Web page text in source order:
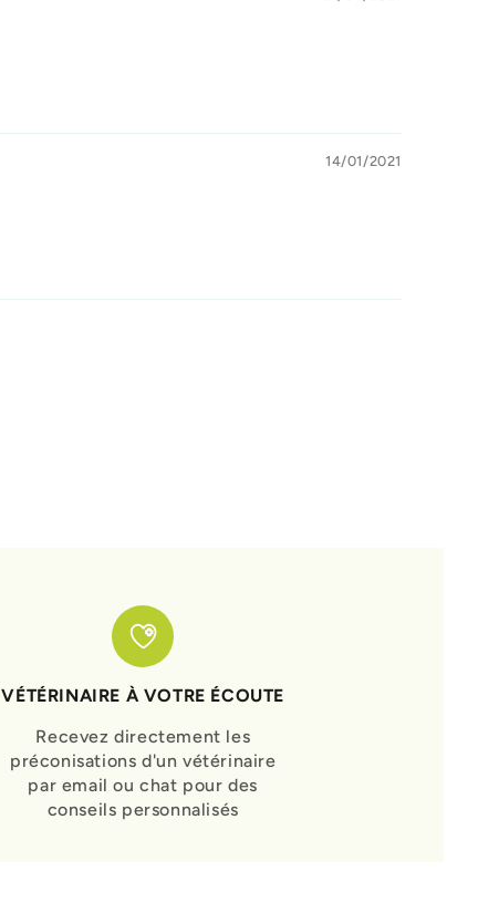
14/01/2021
VÉTÉRINAIRE À VOTRE ÉCOUTE
Recevez directement les
préconisations d'un vétérinaire
par email ou chat pour des
conseils personnalisés